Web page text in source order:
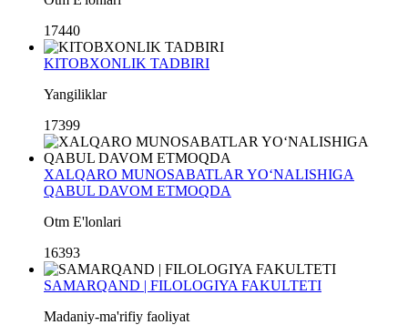
17440
KITOBXONLIK TADBIRI
Yangiliklar
17399
XALQARO MUNOSABATLAR YO‘NALISHIGA
QABUL DAVOM ETMOQDA
Otm E'lonlari
16393
SAMARQAND | FILOLOGIYA FAKULTETI
Madaniy-ma'rifiy faoliyat